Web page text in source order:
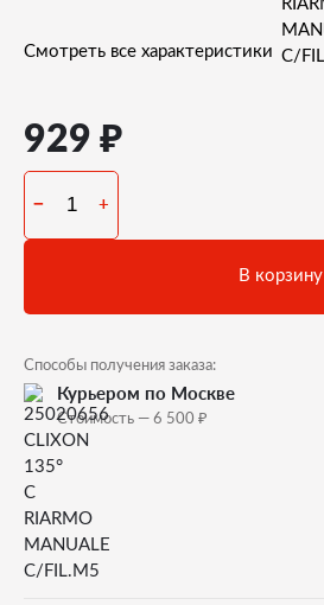
Смотреть все характеристики
929 ₽
− +
В корзину
Способы получения заказа:
Курьером по Москве
Стоимость — 6 500 ₽